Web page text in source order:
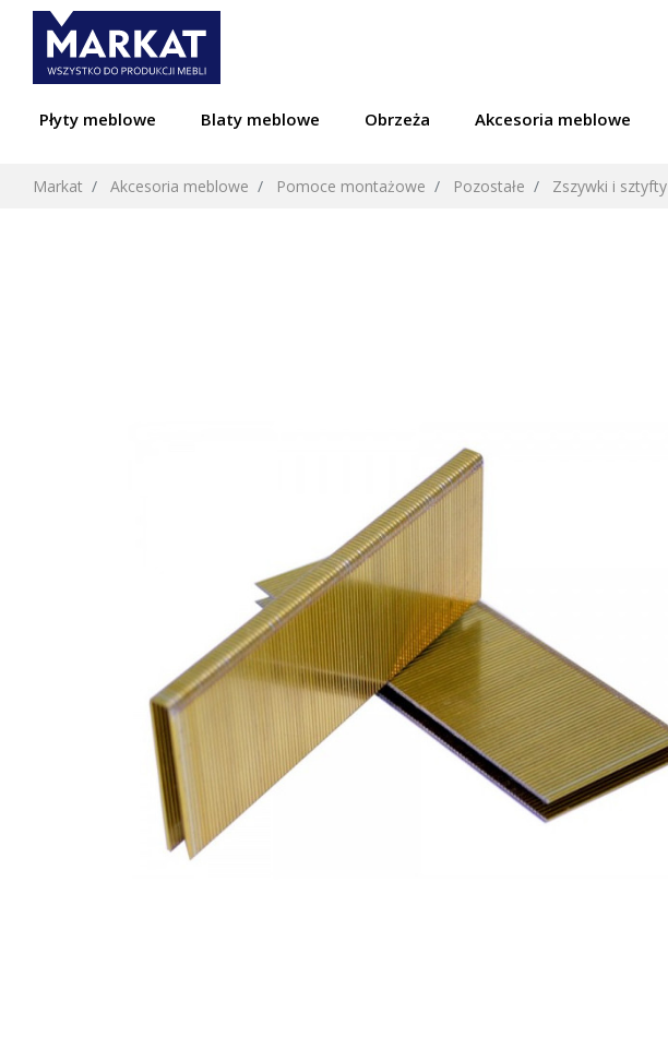
Płyty meblowe Blaty meblowe Obrzeża Akcesoria meblowe
Markat Akcesoria meblowe Pomoce montażowe Pozostałe Zszywki i sztyfty